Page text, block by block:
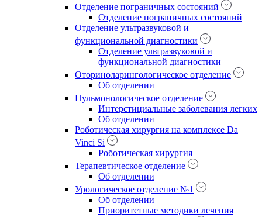
Отделение пограничных состояний
Отделение пограничных состояний
Отделение ультразвуковой и
функциональной диагностики
Отделение ультразвуковой и
функциональной диагностики
Оториноларингологическое отделение
Об отделении
Пульмонологическое отделение
Интерстициальные заболевания легких
Об отделении
Роботическая хирургия на комплексе Da
Vinci Si
Роботическая хирургия
Терапевтическое отделение
Об отделении
Урологическое отделение №1
Об отделении
Приоритетные методики лечения